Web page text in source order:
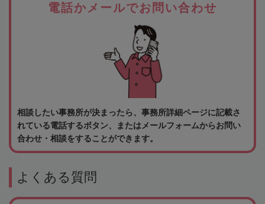
電話かメールでお問い合わせ
相談したい事務所が決まったら、事務所詳細ページに記載さ
れている電話するボタン、またはメールフォームからお問い
合わせ・相談をすることができます。
よくある質問